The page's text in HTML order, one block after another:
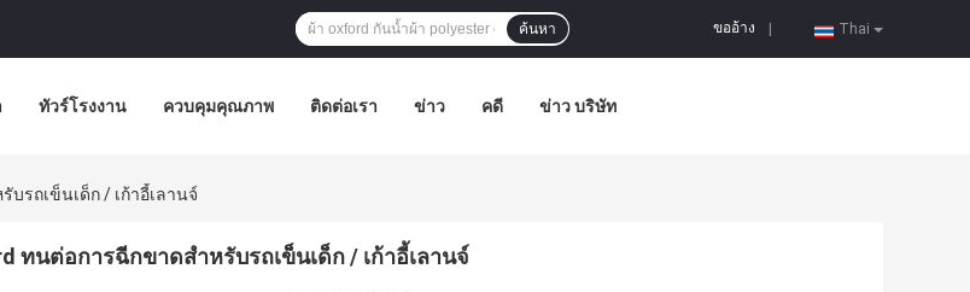
Thai
ขออ้าง
ค้นหา
ทัวร์โรงงาน ควบคุมคุณภาพ ติดต่อเรา ข่าว คดี ข่าว บริษัท
รถเข็นเด็ก / เก้าอี้เลานจ์
ทนต่อการฉีกขาดสำหรับรถเข็นเด็ก / เก้าอี้เลานจ์